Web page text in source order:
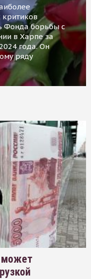
Фонда борьбы с
в Харпе за
года. Он
ряду
может